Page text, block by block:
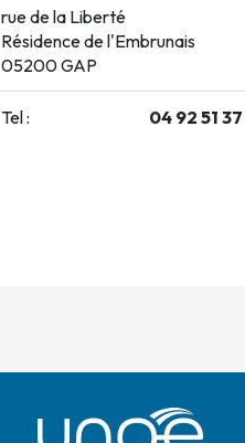
rue de la Liberté
Résidence de l'Embrunais
05200 GAP
Tel : 04 92 51